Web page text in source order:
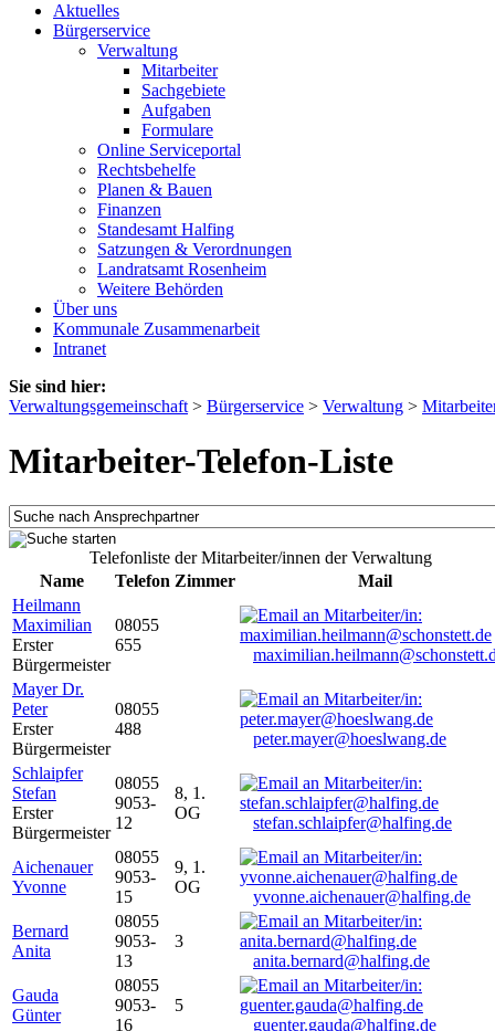
Aktuelles
Bürgerservice
Verwaltung
Mitarbeiter
Sachgebiete
Aufgaben
Formulare
Online Serviceportal
Rechtsbehelfe
Planen & Bauen
Finanzen
Standesamt Halfing
Satzungen & Verordnungen
Landratsamt Rosenheim
Weitere Behörden
Über uns
Kommunale Zusammenarbeit
Intranet
Sie sind hier:
Verwaltungsgemeinschaft > Bürgerservice > Verwaltung >
Mitarbeiter-Telefon-Liste
Telefonliste der Mitarbeiter/innen der Verwaltung
Name
Telefon Zimmer
Mail
Heilmann
Maximilian
Erster
Bürgermeister
08055
655
Mayer Dr.
Peter
Erster
Bürgermeister
08055
488
peter.mayer@hoeslwang.de
Schlaipfer
Stefan
Erster
Bürgermeister
08055
9053-
12
8, 1.
OG
stefan.schlaipfer@halfing.de
Aichenauer
Yvonne
08055
9053-
15
9, 1.
OG
yvonne.aichenauer@halfing.de
Bernard
Anita
08055
9053-
13
3
anita.bernard@halfing.de
Gauda
Günter
08055
9053-
16
5
guenter.gauda@halfing.de